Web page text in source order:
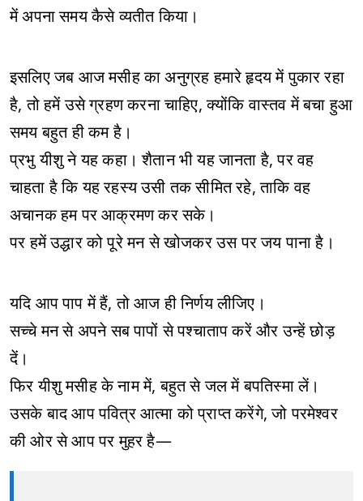
में अपना समय कैसे व्यतीत किया।
इसलिए जब आज मसीह का अनुग्रह हमारे हृदय में पुकार रहा
है, तो हमें उसे ग्रहण करना चाहिए, क्योंकि वास्तव में बचा हुआ
समय बहुत ही कम है।
प्रभु यीशु ने यह कहा। शैतान भी यह जानता है, पर वह
चाहता है कि यह रहस्य उसी तक सीमित रहे, ताकि वह
अचानक हम पर आक्रमण कर सके।
पर हमें उद्धार को पूरे मन से खोजकर उस पर जय पाना है।
यदि आप पाप में हैं, तो आज ही निर्णय लीजिए।
सच्चे मन से अपने सब पापों से पश्चाताप करें और उन्हें छोड़
दें।
फिर यीशु मसीह के नाम में, बहुत से जल में बपतिस्मा लें।
उसके बाद आप पवित्र आत्मा को प्राप्त करेंगे, जो परमेश्वर
की ओर से आप पर मुहर है—